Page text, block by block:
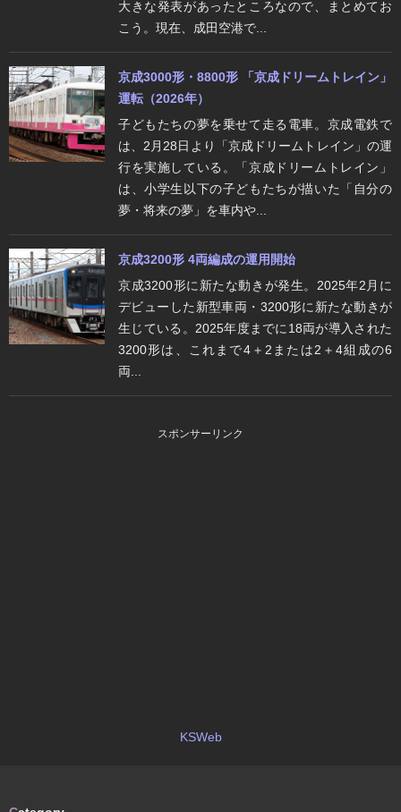
大きな発表があったところなので、まとめてお
こう。現在、成田空港で...
京成3000形・8800形 「京成ドリームトレイン」
運転（2026年）
子どもたちの夢を乗せて走る電車。京成電鉄で
は、2月28日より「京成ドリームトレイン」の運
行を実施している。「京成ドリームトレイン」
は、小学生以下の子どもたちが描いた「自分の
夢・将来の夢」を車内や...
京成3200形 4両編成の運用開始
京成3200形に新たな動きが発生。2025年2月に
デビューした新型車両・3200形に新たな動きが
生じている。2025年度までに18両が導入された
3200形は、これまで4＋2または2＋4組成の6
両...
スポンサーリンク
KSWeb